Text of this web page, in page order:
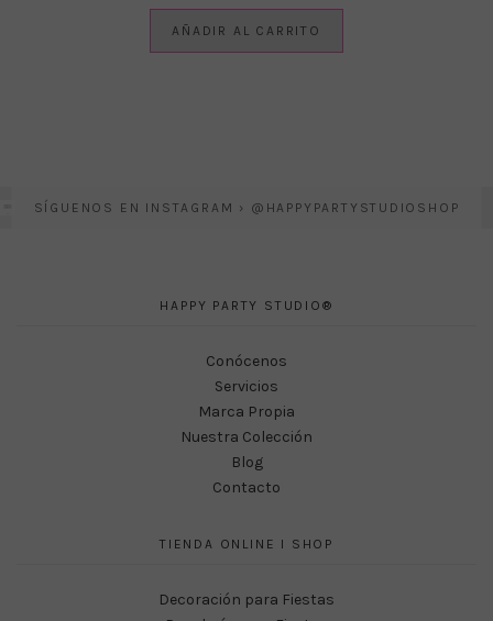
AÑADIR AL CARRITO
SÍGUENOS EN INSTAGRAM › @HAPPYPARTYSTUDIOSHOP
HAPPY PARTY STUDIO®
Conócenos
Servicios
Marca Propia
Nuestra Colección
Blog
Contacto
TIENDA ONLINE I SHOP
Decoración para Fiestas